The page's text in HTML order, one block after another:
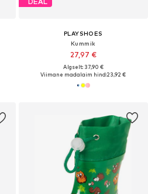
PLAYSHOES
Kummik
27,97 €
Algselt: 37,90 €
Viimane madalaim hind:23,92 €